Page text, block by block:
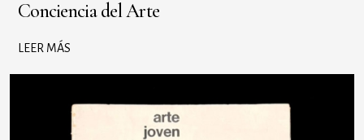
Conciencia del Arte
LEER MÁS